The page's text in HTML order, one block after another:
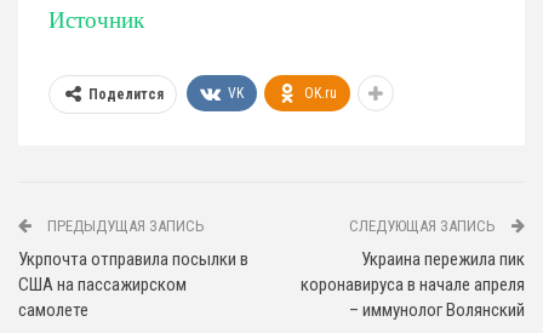
Источник
Поделится VK OK.ru
ПРЕДЫДУЩАЯ ЗАПИСЬ
Укрпочта отправила посылки в
США на пассажирском
самолете
СЛЕДУЮЩАЯ ЗАПИСЬ
Украина пережила пик
коронавируса в начале апреля
– иммунолог Волянский